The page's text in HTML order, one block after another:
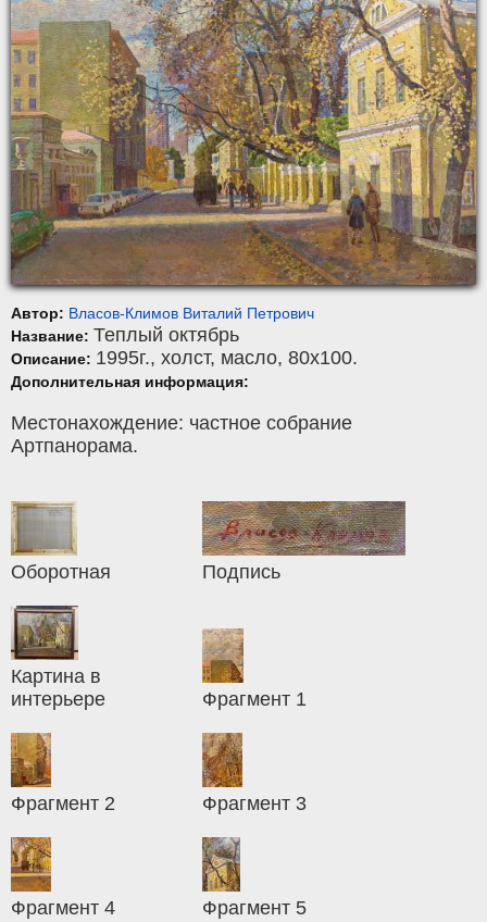
Автор: Власов-Климов Виталий Петрович
Название: Теплый октябрь
Описание: 1995г., холст, масло, 80x100.
Дополнительная информация:
Местонахождение: частное собрание
Артпанорама.
Оборотная Подпись
Картина в
интерьере
Фрагмент 1
Фрагмент 2 Фрагмент 3
Фрагмент 4 Фрагмент 5